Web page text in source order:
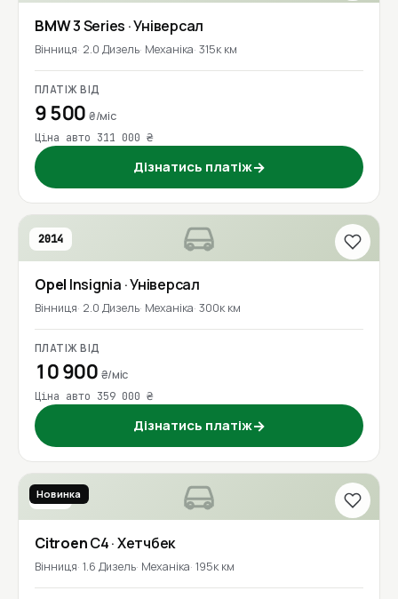
BMW3 Series · Універсал
Вінниця 2.0 Дизель Механіка 315к км
ПЛАТІЖ ВІД
9 500₴/міс
Ціна авто 311 000 ₴
Дізнатись платіж→
2014
Opel Insignia · Універсал
Вінниця 2.0 Дизель Механіка 300к км
ПЛАТІЖ ВІД
10 900 ₴/міс
Ціна авто 359 000 ₴
Дізнатись платіж→
2017
Новинка
CitroenC4· Хетчбек
Вінниця 1.6 Дизель Механіка 195к км